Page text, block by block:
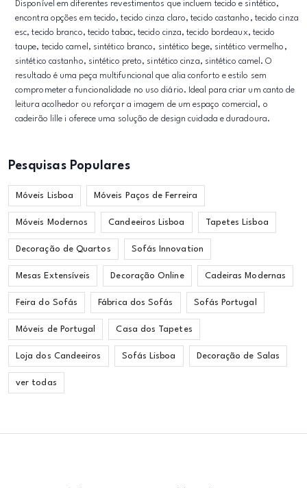
Disponível em diferentes revestimentos que incluem tecido e sintético,
encontra opções em tecido, tecido cinza claro, tecido castanho, tecido cinza
esc, tecido branco, tecido tabac, tecido cinza, tecido bordeaux, tecido
taupe, tecido camel, sintético branco, sintético bege, sintético vermelho,
sintético castanho, sintético preto, sintético cinza, sintético camel. O
resultado é uma peça multifuncional que alia conforto e estilo sem
comprometer a funcionalidade no uso diário. Ideal para criar um canto de
leitura acolhedor ou reforçar a imagem de um espaço comercial, o
cadeirão lille i oferece uma solução de design cuidada e duradoura.
Pesquisas Populares
Móveis Lisboa Móveis Paços de Ferreira
Móveis Modernos Candeeiros Lisboa Tapetes Lisboa
Decoração de Quartos Sofás Innovation
Mesas Extensíveis Decoração Online Cadeiras Modernas
Feira do Sofás Fábrica dos Sofás Sofás Portugal
Móveis de Portugal Casa dos Tapetes
Loja dos Candeeiros Sofás Lisboa Decoração de Salas
ver todas